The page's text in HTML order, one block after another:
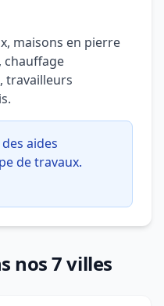
maisons en pierre
chauffage
travailleurs
aides
de travaux.
nos 7 villes